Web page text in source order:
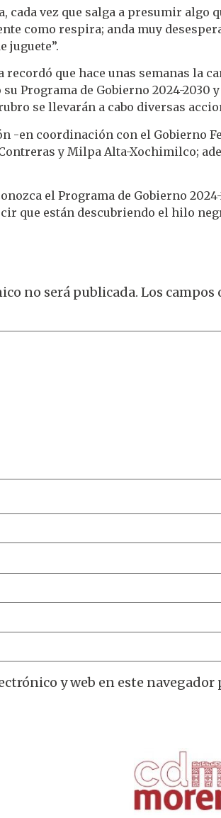
cada vez que salga a presumir
como respira; anda muy
juguete”.
que hace unas semanas la
Programa de Gobierno 2024-
se llevarán a cabo diversas
-en coordinación con el Gobierno
y Milpa Alta-Xochimilco;
el Programa de Gobierno
que están descubriendo el hilo
no será publicada. Los
y web en este